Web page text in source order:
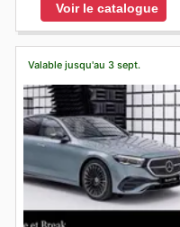
Voir le catalogue
Valable jusqu'au 3 sept.